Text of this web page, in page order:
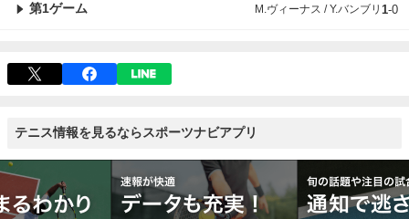
第1ゲーム M.ヴィーナス / Y.バンブリ 1-0
テニス情報を見るならスポーツナビアプリ